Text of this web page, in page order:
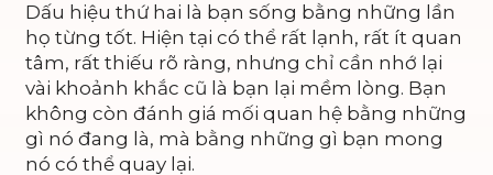
Dấu hiệu thứ hai là bạn sống bằng những lần
họ từng tốt. Hiện tại có thể rất lạnh, rất ít quan
tâm, rất thiếu rõ ràng, nhưng chỉ cần nhớ lại
vài khoảnh khắc cũ là bạn lại mềm lòng. Bạn
không còn đánh giá mối quan hệ bằng những
gì nó đang là, mà bằng những gì bạn mong
nó có thể quay lại.